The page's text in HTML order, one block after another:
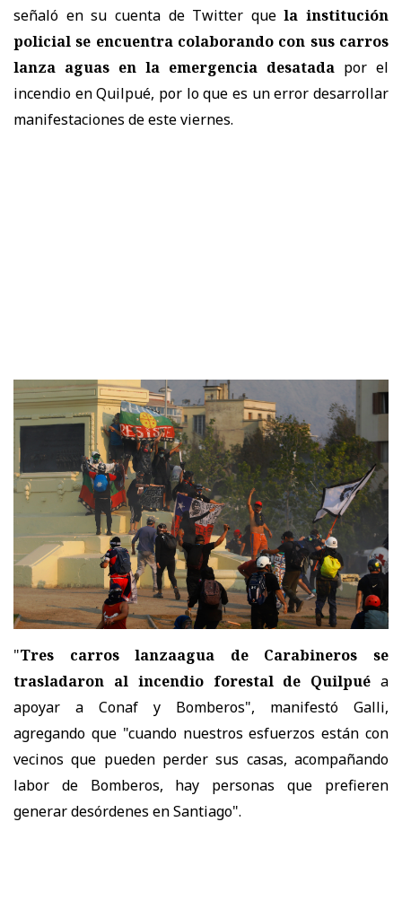
señaló en su cuenta de Twitter quela institución
policial se encuentra colaborando con sus carros
lanza aguas en la emergencia desatada por el
incendio en Quilpué, por lo que es un error desarrollar
manifestaciones de este viernes.
"Tres carros lanzaagua de Carabineros se
trasladaron al incendio forestal de Quilpué a
apoyar a Conaf y Bomberos", manifestó Galli,
agregando que "cuando nuestros esfuerzos están con
vecinos que pueden perder sus casas, acompañando
labor de Bomberos, hay personas que prefieren
generar desórdenes en Santiago".